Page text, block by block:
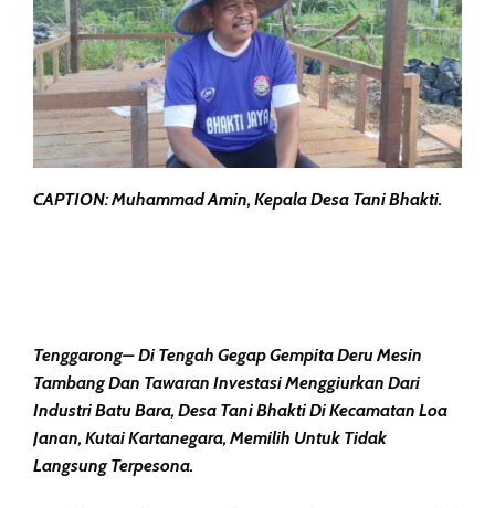
CAPTION: Muhammad Amin, Kepala Desa Tani Bhakti.
Tenggarong– Di Tengah Gegap Gempita Deru Mesin
Tambang Dan Tawaran Investasi Menggiurkan Dari
Industri Batu Bara, Desa Tani Bhakti Di Kecamatan Loa
Janan, Kutai Kartanegara, Memilih Untuk Tidak
Langsung Terpesona.